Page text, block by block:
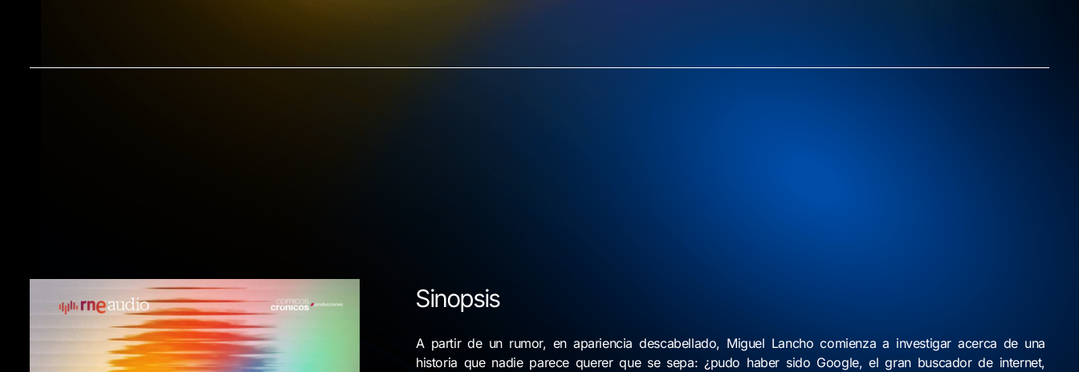
Sinopsis
A partir de un rumor, en apariencia descabellado, Miguel Lancho comienza a investigaracerca de una
historia que nadie parece querer que se sepa: ¿pudo haber sido Google, elgran buscador de internet,